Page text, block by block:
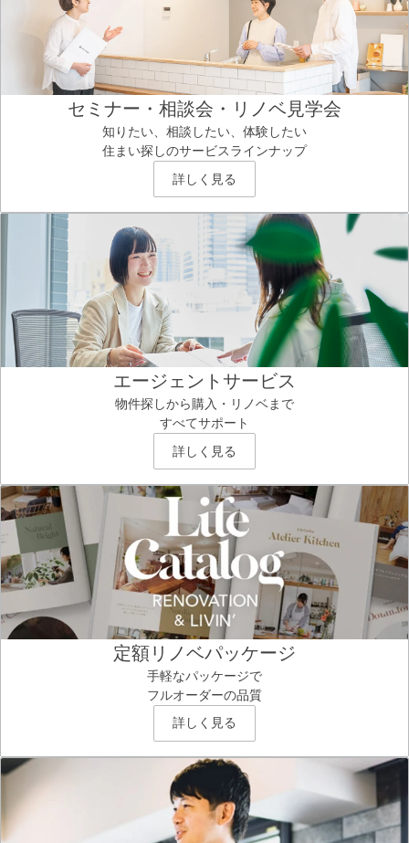
セミナー・相談会・リノベ見学会
知りたい、相談したい、体験したい
住まい探しのサービスラインナップ
詳しく見る
エージェントサービス
物件探しから購入・リノベまで
すべてサポート
詳しく見る
定額リノベパッケージ
手軽なパッケージで
フルオーダーの品質
詳しく見る